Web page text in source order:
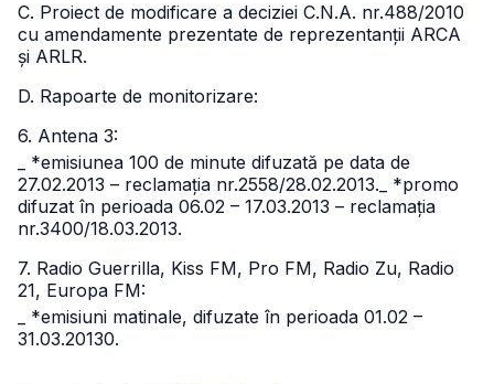
C. Proiect de modificare a deciziei C.N.A. nr.488/2010
cu amendamente prezentate de reprezentanții ARCA
și ARLR.
D. Rapoarte de monitorizare:
6. Antena 3:
_ *emisiunea 100 de minute difuzată pe data de
27.02.2013 – reclamația nr.2558/28.02.2013. _ *promo
difuzat în perioada 06.02 – 17.03.2013 – reclamația
nr.3400/18.03.2013.
7. Radio Guerrilla, Kiss FM, Pro FM, Radio Zu, Radio
21, Europa FM:
_ *emisiuni matinale, difuzate în perioada 01.02 –
31.03.20130.